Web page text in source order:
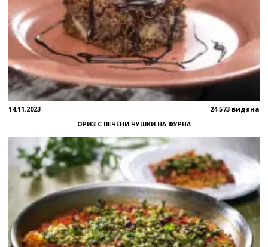
14.11.2023 24 573 видяна
ОРИЗ С ПЕЧЕНИ ЧУШКИ НА ФУРНА